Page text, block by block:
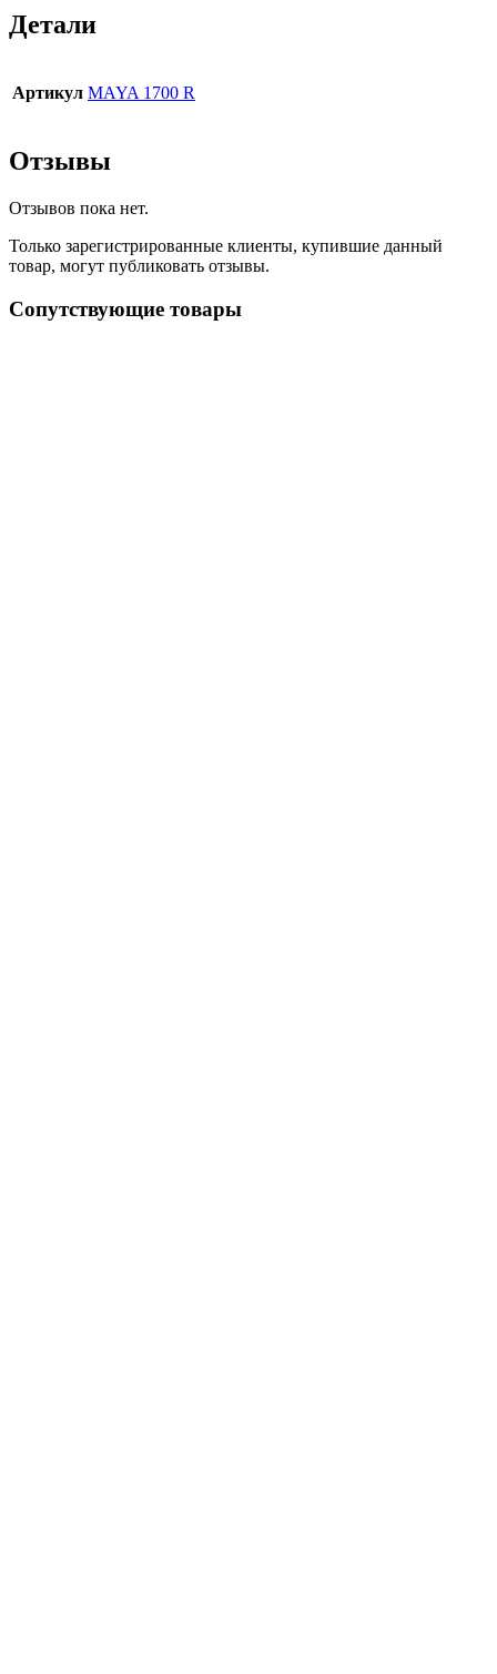
Детали
Артикул MAYA 1700 R
Отзывы
Отзывов пока нет.
Только зарегистрированные клиенты, купившие данный
товар, могут публиковать отзывы.
Сопутствующие товары